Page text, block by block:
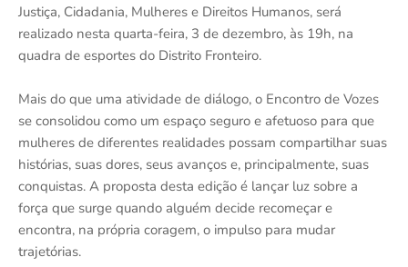
Justiça, Cidadania, Mulheres e Direitos Humanos, será
realizado nesta quarta-feira, 3 de dezembro, às 19h, na
quadra de esportes do Distrito Fronteiro.
Mais do que uma atividade de diálogo, o Encontro de Vozes
se consolidou como um espaço seguro e afetuoso para que
mulheres de diferentes realidades possam compartilhar suas
histórias, suas dores, seus avanços e, principalmente, suas
conquistas. A proposta desta edição é lançar luz sobre a
força que surge quando alguém decide recomeçar e
encontra, na própria coragem, o impulso para mudar
trajetórias.